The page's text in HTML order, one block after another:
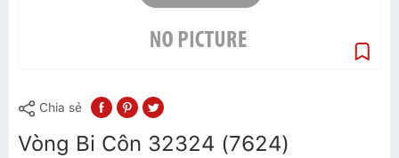
Chia sẻ
Vòng Bi Côn 32324 (7624)